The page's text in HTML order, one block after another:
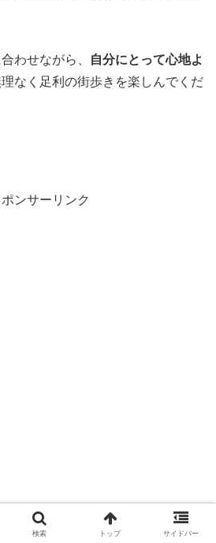
わせながら、
自分にとって心地よ
なく足利の街歩きを楽しんでくだ
ポンサーリンク
検索 トップ サイドバー